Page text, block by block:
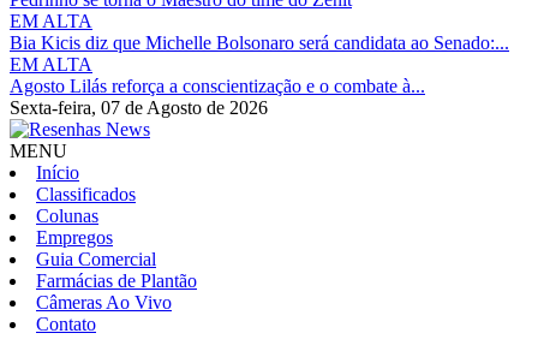
EM ALTA
Bia Kicis diz que Michelle Bolsonaro será candidata ao Senado:...
EM ALTA
Agosto Lilás reforça a conscientização e o combate à...
Sexta-feira, 07 de Agosto de 2026
MENU
Início
Classificados
Colunas
Empregos
Guia Comercial
Farmácias de Plantão
Câmeras Ao Vivo
Contato